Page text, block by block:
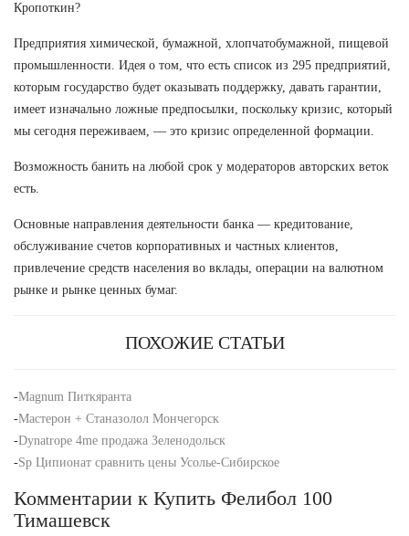
Кропоткин?
Предприятия химической, бумажной, хлопчатобумажной, пищевой
промышленности. Идея о том, что есть список из 295 предприятий,
которым государство будет оказывать поддержку, давать гарантии,
имеет изначально ложные предпосылки, поскольку кризис, который
мы сегодня переживаем, — это кризис определенной формации.
Возможность банить на любой срок у модераторов авторских веток
есть.
Основные направления деятельности банка — кредитование,
обслуживание счетов корпоративных и частных клиентов,
привлечение средств населения во вклады, операции на валютном
рынке и рынке ценных бумаг.
ПОХОЖИЕ СТАТЬИ
-Magnum Питкяранта
-Мастерон + Станазолол Мончегорск
-Dynatrope 4me продажа Зеленодольск
-Sp Ципионат сравнить цены Усолье-Сибирское
Комментарии к Купить Фелибол 100
Тимашевск